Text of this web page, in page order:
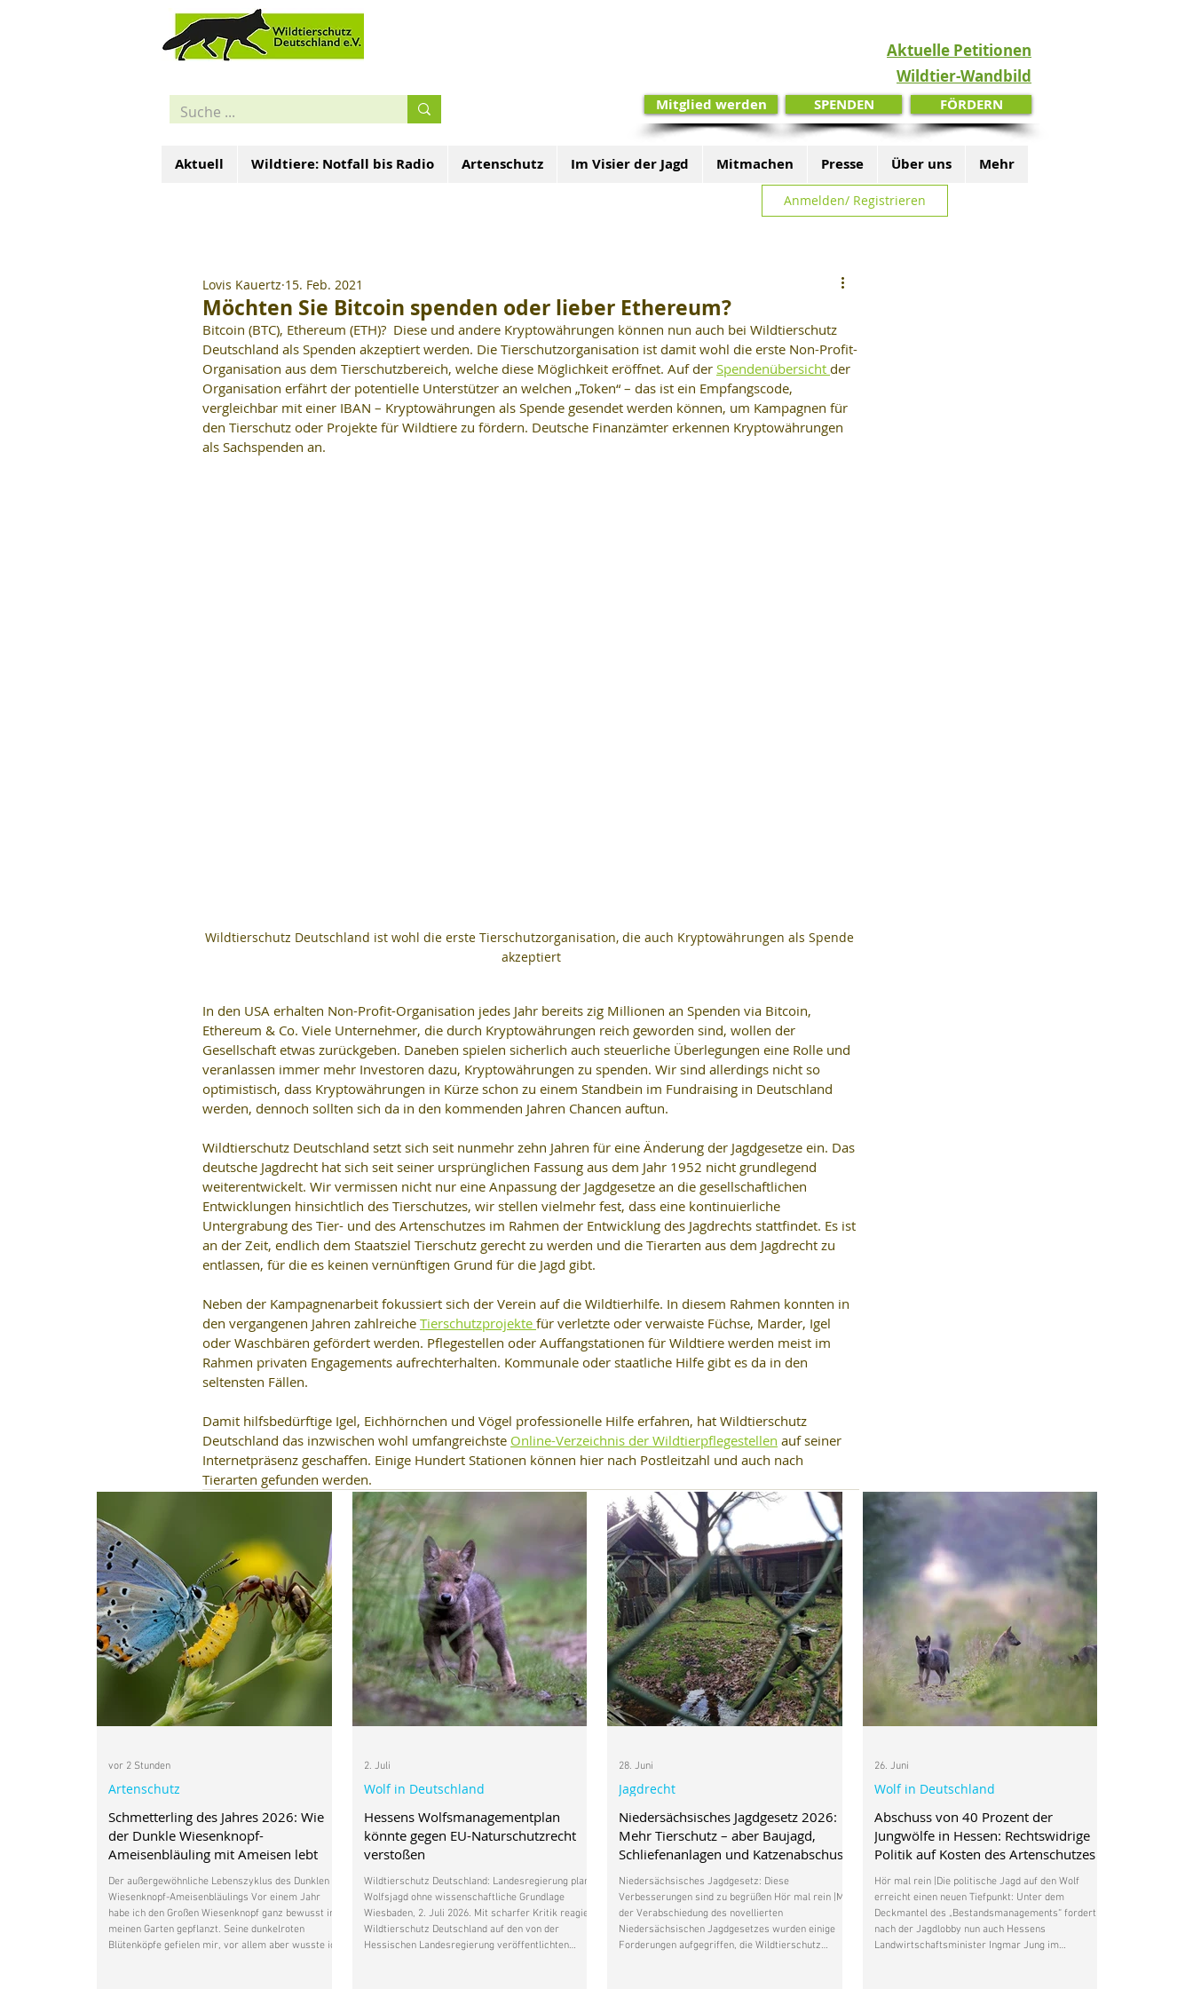
Aktuelle Petitionen
Wildtier-Wandbild
Mitglied werden SPENDEN FÖRDERN
Aktuell Wildtiere: Notfall bis Radio Artenschutz Im Visier der Jagd Mitmachen Presse Über uns Mehr
Anmelden/ Registrieren
Möchten Sie Bitcoin spenden oder lieber Ethereum?
Lovis Kauertz 15. Feb. 2021
Bitcoin (BTC), Ethereum (ETH)?  Diese und andere Kryptowährungen können nun auch bei Wildtierschutz
Deutschland als Spenden akzeptiert werden. Die Tierschutzorganisation ist damit wohl die erste Non-Profit-
Organisation aus dem Tierschutzbereich, welche diese Möglichkeit eröffnet. Auf der Spendenübersicht der
Organisation erfährt der potentielle Unterstützer an welchen „Token“ – das ist ein Empfangscode,
vergleichbar mit einer IBAN – Kryptowährungen als Spende gesendet werden können, um Kampagnen für
den Tierschutz oder Projekte für Wildtiere zu fördern. Deutsche Finanzämter erkennen Kryptowährungen
als Sachspenden an.
Wildtierschutz Deutschland ist wohl die erste Tierschutzorganisation, die auch Kryptowährungen als Spende
akzeptiert
In den USA erhalten Non-Profit-Organisation jedes Jahr bereits zig Millionen an Spenden via Bitcoin,
Ethereum & Co. Viele Unternehmer, die durch Kryptowährungen reich geworden sind, wollen der
Gesellschaft etwas zurückgeben. Daneben spielen sicherlich auch steuerliche Überlegungen eine Rolle und
veranlassen immer mehr Investoren dazu, Kryptowährungen zu spenden. Wir sind allerdings nicht so
optimistisch, dass Kryptowährungen in Kürze schon zu einem Standbein im Fundraising in Deutschland
werden, dennoch sollten sich da in den kommenden Jahren Chancen auftun.
Wildtierschutz Deutschland setzt sich seit nunmehr zehn Jahren für eine Änderung der Jagdgesetze ein. Das
deutsche Jagdrecht hat sich seit seiner ursprünglichen Fassung aus dem Jahr 1952 nicht grundlegend
weiterentwickelt. Wir vermissen nicht nur eine Anpassung der Jagdgesetze an die gesellschaftlichen
Entwicklungen hinsichtlich des Tierschutzes, wir stellen vielmehr fest, dass eine kontinuierliche
Untergrabung des Tier- und des Artenschutzes im Rahmen der Entwicklung des Jagdrechts stattfindet. Es ist
an der Zeit, endlich dem Staatsziel Tierschutz gerecht zu werden und die Tierarten aus dem Jagdrecht zu
entlassen, für die es keinen vernünftigen Grund für die Jagd gibt.
Neben der Kampagnenarbeit fokussiert sich der Verein auf die Wildtierhilfe. In diesem Rahmen konnten in
den vergangenen Jahren zahlreiche Tierschutzprojekte für verletzte oder verwaiste Füchse, Marder, Igel
oder Waschbären gefördert werden. Pflegestellen oder Auffangstationen für Wildtiere werden meist im
Rahmen privaten Engagements aufrechterhalten. Kommunale oder staatliche Hilfe gibt es da in den
seltensten Fällen.
Damit hilfsbedürftige Igel, Eichhörnchen und Vögel professionelle Hilfe erfahren, hat Wildtierschutz
Deutschland das inzwischen wohl umfangreichste Online-Verzeichnis der Wildtierpflegestellen auf seiner
Internetpräsenz geschaffen. Einige Hundert Stationen können hier nach Postleitzahl und auch nach
Tierarten gefunden werden.
Schmetterling des Jahres 2026: Wie
der Dunkle Wiesenknopf-
Ameisenbläuling mit Ameisen lebt
Der außergewöhnliche Lebenszyklus des Dunklen
Wiesenknopf-Ameisenbläulings Vor einem Jahr
habe ich den Großen Wiesenknopf ganz bewusst in
meinen Garten gepflanzt. Seine dunkelroten
Blütenköpfe gefielen mir, vor allem aber wusste ich,
Artenschutz
vor 2 Stunden
Hessens Wolfsmanagementplan
könnte gegen EU-Naturschutzrecht
verstoßen
Wildtierschutz Deutschland: Landesregierung plant
Wolfsjagd ohne wissenschaftliche Grundlage
Wiesbaden, 2. Juli 2026. Mit scharfer Kritik reagiert
Wildtierschutz Deutschland auf den von der
Hessischen Landesregierung veröffentlichten
Wolf in Deutschland
2. Juli
Niedersächsisches Jagdgesetz 2026:
Mehr Tierschutz – aber Baujagd,
Schliefenanlagen und Katzenabschuss
bleiben
Niedersächsisches Jagdgesetz: Diese
Verbesserungen sind zu begrüßen Hör mal rein |Mit
der Verabschiedung des novellierten
Niedersächsischen Jagdgesetzes wurden einige
Forderungen aufgegriffen, die Wildtierschutz
Jagdrecht
28. Juni
Abschuss von 40 Prozent der
Jungwölfe in Hessen: Rechtswidrige
Politik auf Kosten des Artenschutzes
Hör mal rein |Die politische Jagd auf den Wolf
erreicht einen neuen Tiefpunkt: Unter dem
Deckmantel des „Bestandsmanagements“ fordert
nach der Jagdlobby nun auch Hessens
Landwirtschaftsminister Ingmar Jung im
Wolf in Deutschland
26. Juni